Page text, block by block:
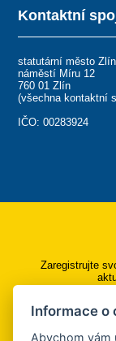
Kontaktní
statutární město Zlín
náměstí Míru 12
760 01 Zlín
(všechna kontaktní
IČO: 00283924
Zaregistrujte
Informace o
Abychom vám